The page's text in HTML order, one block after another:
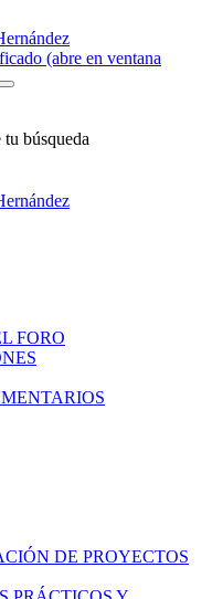
(abre en ventana
búsqueda
FORO
DE PROYECTOS